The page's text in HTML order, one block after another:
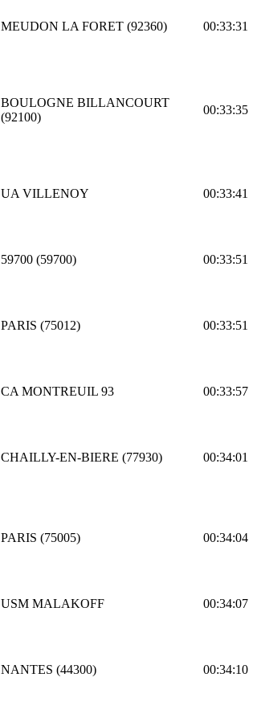
MEUDON LA FORET (92360) 00:33:31
BOULOGNE BILLANCOURT
(92100)
00:33:35
UA VILLENOY 00:33:41
59700 (59700) 00:33:51
PARIS (75012) 00:33:51
CA MONTREUIL 93 00:33:57
CHAILLY-EN-BIERE (77930) 00:34:01
PARIS (75005) 00:34:04
USM MALAKOFF 00:34:07
NANTES (44300) 00:34:10